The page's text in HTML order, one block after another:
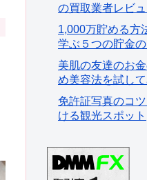
の買取業者レビ
1,000万貯める方
学ぶ５つの貯金
美肌の友達のお
め美容法を試し
免許証写真のコ
ける観光スポット